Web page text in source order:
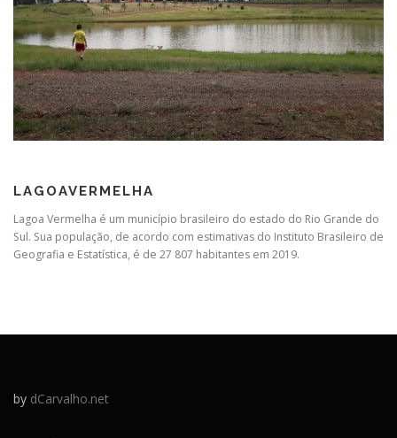
LAGOAVERMELHA
Lagoa Vermelha é um município brasileiro do estado do Rio Grande do
Sul. Sua população, de acordo com estimativas do Instituto Brasileiro de
Geografia e Estatística, é de 27 807 habitantes em 2019.
by dCarvalho.net